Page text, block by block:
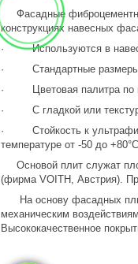
Фасадные
конструкциях навесных
· Используются в
· Стандартные размеры,
· Цветовая палитра по
· С гладкой или
· Стойкость к
температуре от -50 до +80°С.
Основой плит служат
(фирма VOITH, Австрия).
На основу фасадных плит
механическим
Высококачественное